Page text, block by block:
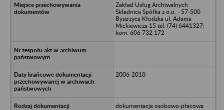
Zakład Usług Archiwalnych
Składnica Spółka z o.o. - 57-500
Bystrzyca Kłodzka ul. Adama
Mickiewicza 15 tel. (74) 6441327;
kom. 606 732 172
2006-2010
dokumentacja osobowo-płacowa